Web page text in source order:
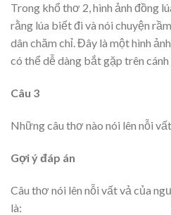
Trong khổ thơ 2, hình ảnh đồng
rằng lúa biết đi và nói chuyện
dân chăm chỉ. Đây là một hình
có thể dễ dàng bắt gặp trên cánh
Câu 3
Những câu thơ nào nói lên nỗi
Gợi ý đáp án
Câu thơ nói lên nỗi vất vả của
là: